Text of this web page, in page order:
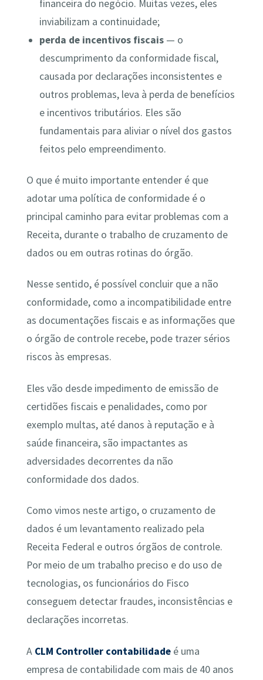
financeira do negócio. Muitas vezes, eles
inviabilizam a continuidade;
perda de incentivos fiscais — o
descumprimento da conformidade fiscal,
causada por declarações inconsistentes e
outros problemas, leva à perda de benefícios
e incentivos tributários. Eles são
fundamentais para aliviar o nível dos gastos
feitos pelo empreendimento.
O que é muito importante entender é que
adotar uma política de conformidade é o
principal caminho para evitar problemas com a
Receita, durante o trabalho de cruzamento de
dados ou em outras rotinas do órgão.
Nesse sentido, é possível concluir que a não
conformidade, como a incompatibilidade entre
as documentações fiscais e as informações que
o órgão de controle recebe, pode trazer sérios
riscos às empresas.
Eles vão desde impedimento de emissão de
certidões fiscais e penalidades, como por
exemplo multas, até danos à reputação e à
saúde financeira, são impactantes as
adversidades decorrentes da não
conformidade dos dados.
Como vimos neste artigo, o cruzamento de
dados é um levantamento realizado pela
Receita Federal e outros órgãos de controle.
Por meio de um trabalho preciso e do uso de
tecnologias, os funcionários do Fisco
conseguem detectar fraudes, inconsistências e
declarações incorretas.
A CLM Controller contabilidadeé uma
empresa de contabilidade com mais de 40 anos